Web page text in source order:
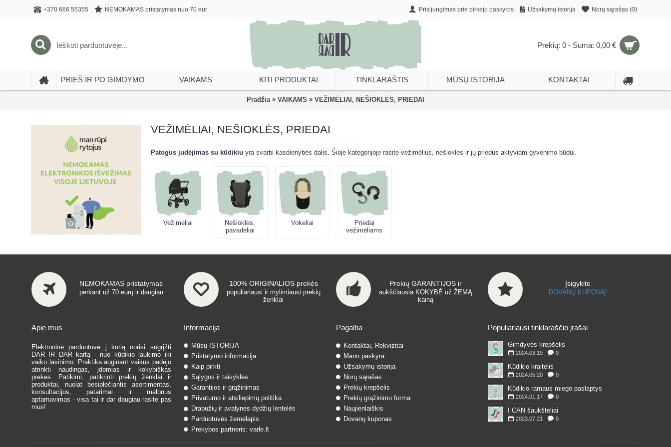
+370 666 55355 NEMOKAMAS pristatymas nuo 70 eur Prisijungimas prie pirkėjo paskyros Užsakymų istorija Norų sąrašas (0)
Prekių: 0 - Suma: 0,00 €
PRIEŠ IR PO GIMDYMO VAIKAMS KITI PRODUKTAI TINKLARAŠTIS MŪSŲ ISTORIJA KONTAKTAI
Pradžia » VAIKAMS » VEŽIMĖLIAI, NEŠIOKLĖS, PRIEDAI
VEŽIMĖLIAI, NEŠIOKLĖS, PRIEDAI
Patogus judėjimas su kūdikiu yra svarbi kasdienybės dalis. Šioje kategorijoje rasite vežimėlius, nešiokles ir jų priedus aktyviam gyvenimo būdui.
Vežimėliai
Nešioklės,
pavadėliai
Vokeliai
Priedai
vežimėliams
NEMOKAMAS pristatymas
perkant už 70 eurų ir daugiau
100% ORIGINALIOS prekės
populiariausi ir mylimiausi prekių
ženklai
Prekių GARANTIJOS ir
aukščiausia KOKYBĖ už ŽEMĄ
kainą
Įsigykite
DOVANŲ KUPONĄ!
Apie mus
Elektroninė parduotuvė į kurią norisi sugrįžti
DAR IR DAR kartą - nuo kūdikio laukimo iki
vaiko lavinimo. Praktika auginant vaikus padėjo
atrinkti naudingas, įdomias ir kokybiškas
prekes. Patikimi, patikrinti prekių ženklai ir
produktai, nuolat besiplečiantis asortimentas,
konsultacijos, patarimai ir malonus
aptarnavimas - visa tai ir dar daugiau rasite pas
mus!
Informacija
Mūsų ISTORIJA
Pristatymo informacija
Kaip pirkti
Sąlygos ir taisyklės
Garantijos ir grąžinimas
Privatumo ir atsiliepimų politika
Drabužių ir avalynės dydžių lentelės
Parduotuvės žemėlapis
Prekybos partneris: varle.lt
Pagalba
Kontaktai, Rekvizitai
Mano paskyra
Užsakymų istorija
Norų sąrašas
Prekių krepšelis
Prekių grąžinimo forma
Naujienlaiškis
Dovanų kuponas
Populiariausi tinklaraščio įrašai
Gimdyvės krepšelis
2024.03.19 0
Kūdikio kraitelis
2024.05.20 0
Kūdikio ramaus miego paslaptys
2024.01.17 0
I CAN šaukšteliai
2023.07.21 0